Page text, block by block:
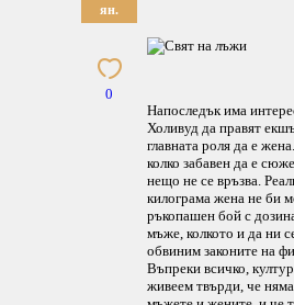
ян.
0
Напоследък има
Холивуд да правят
главната роля да е
колко забавен да е
нещо не се връзва.
килограма жена не би
ръкопашен бой с
мъже, колкото и да ни
обвиним законите на
Въпреки всичко,
живеем твърди, че